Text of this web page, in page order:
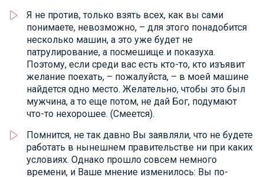
Я не против, только взять всех, как вы сами
понимаете, невозможно, – для этого понадобится
несколько машин, а это уже будет не
патрулирование, а посмешище и показуха.
Поэтому, если среди вас есть кто-то, кто изъявит
желание поехать, – пожалуйста, – в моей машине
найдется одно место. Желательно, чтобы это был
мужчина, а то еще потом, не дай Бог, подумают
что-то нехорошее. (Смеется).
Помнится, не так давно Вы заявляли, что не будете
работать в нынешнем правительстве ни при каких
условиях. Однако прошло совсем немного
времени, и Ваше мнение изменилось: Вы по-